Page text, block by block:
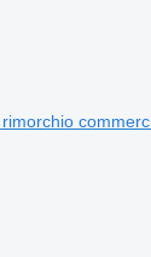
rimorchio